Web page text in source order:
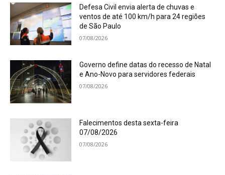
Defesa Civil envia alerta de chuvas e
ventos de até 100 km/h para 24 regiões
de São Paulo
07/08/2026
Governo define datas do recesso de Natal
e Ano-Novo para servidores federais
07/08/2026
Falecimentos desta sexta-feira
07/08/2026
07/08/2026